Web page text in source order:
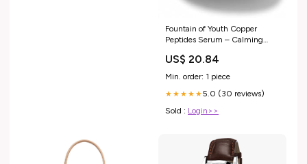
Fountain of Youth Copper
Peptides Serum – Calming
& Acne-Prone Skin –
Lightweight GHK-CU Peptide
Plumping Gel with Hyaluronic
Acid (1 oz) : Beauty & Personal
US$ 20.84
Min. order: 1 piece
★★★★★5.0 (30 reviews)
Sold : Login>>